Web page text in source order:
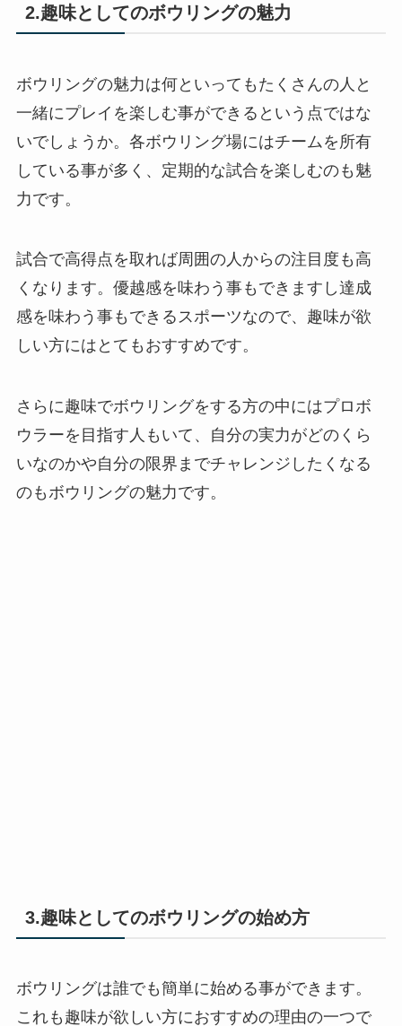
2.趣味としてのボウリングの魅力
ボウリングの魅力は何といってもたくさんの人と
一緒にプレイを楽しむ事ができるという点ではな
いでしょうか。各ボウリング場にはチームを所有
している事が多く、定期的な試合を楽しむのも魅
力です。
試合で高得点を取れば周囲の人からの注目度も高
くなります。優越感を味わう事もできますし達成
感を味わう事もできるスポーツなので、趣味が欲
しい方にはとてもおすすめです。
さらに趣味でボウリングをする方の中にはプロボ
ウラーを目指す人もいて、自分の実力がどのくら
いなのかや自分の限界までチャレンジしたくなる
のもボウリングの魅力です。
3.趣味としてのボウリングの始め方
ボウリングは誰でも簡単に始める事ができます。
これも趣味が欲しい方におすすめの理由の一つで